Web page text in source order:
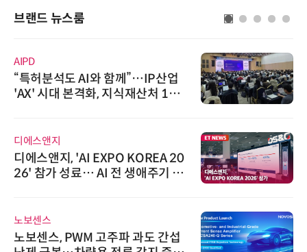
브랜드 뉴스룸
AIPD
“특허분석도 AI와 함께”…IP산업
'AX' 시대 본격화, 지식재산처 1호
디에스앤지
디에스앤지, 'AI EXPO KOREA 20
26' 참가 성료… AI 전 생애주기 아
노보센스
노보센스, PWM 고주파 과도 간섭